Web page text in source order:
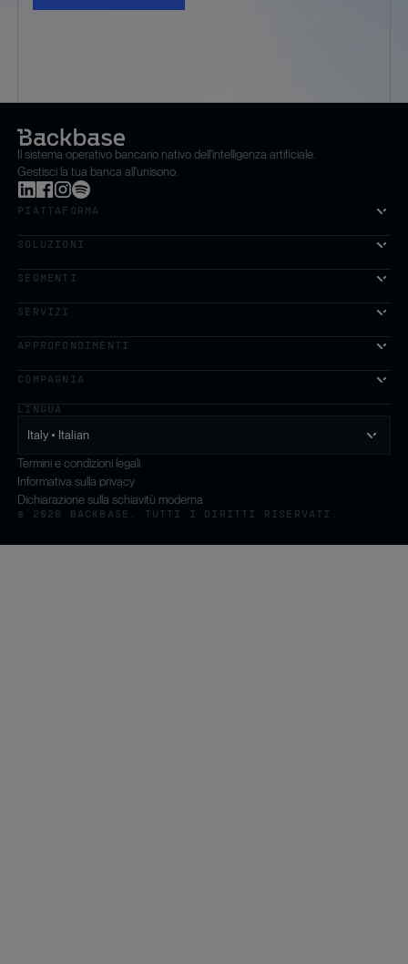
La prima piattaforma di crescita basata sull'intelligenza
Il sistema operativo bancario nativo dell'intelligenza artificiale.
Gestisci la tua banca all'unisono.
PIATTAFORMA
SOLUZIONI
SEGMENTI
SERVIZI
APPROFONDIMENTI
COMPAGNIA
LINGUA
Italy • Italian
Termini e condizioni legali
Informativa sulla privacy
Dichiarazione sulla schiavitù moderna
© 2026 BACKBASE. TUTTI I DIRITTI RISERVATI.